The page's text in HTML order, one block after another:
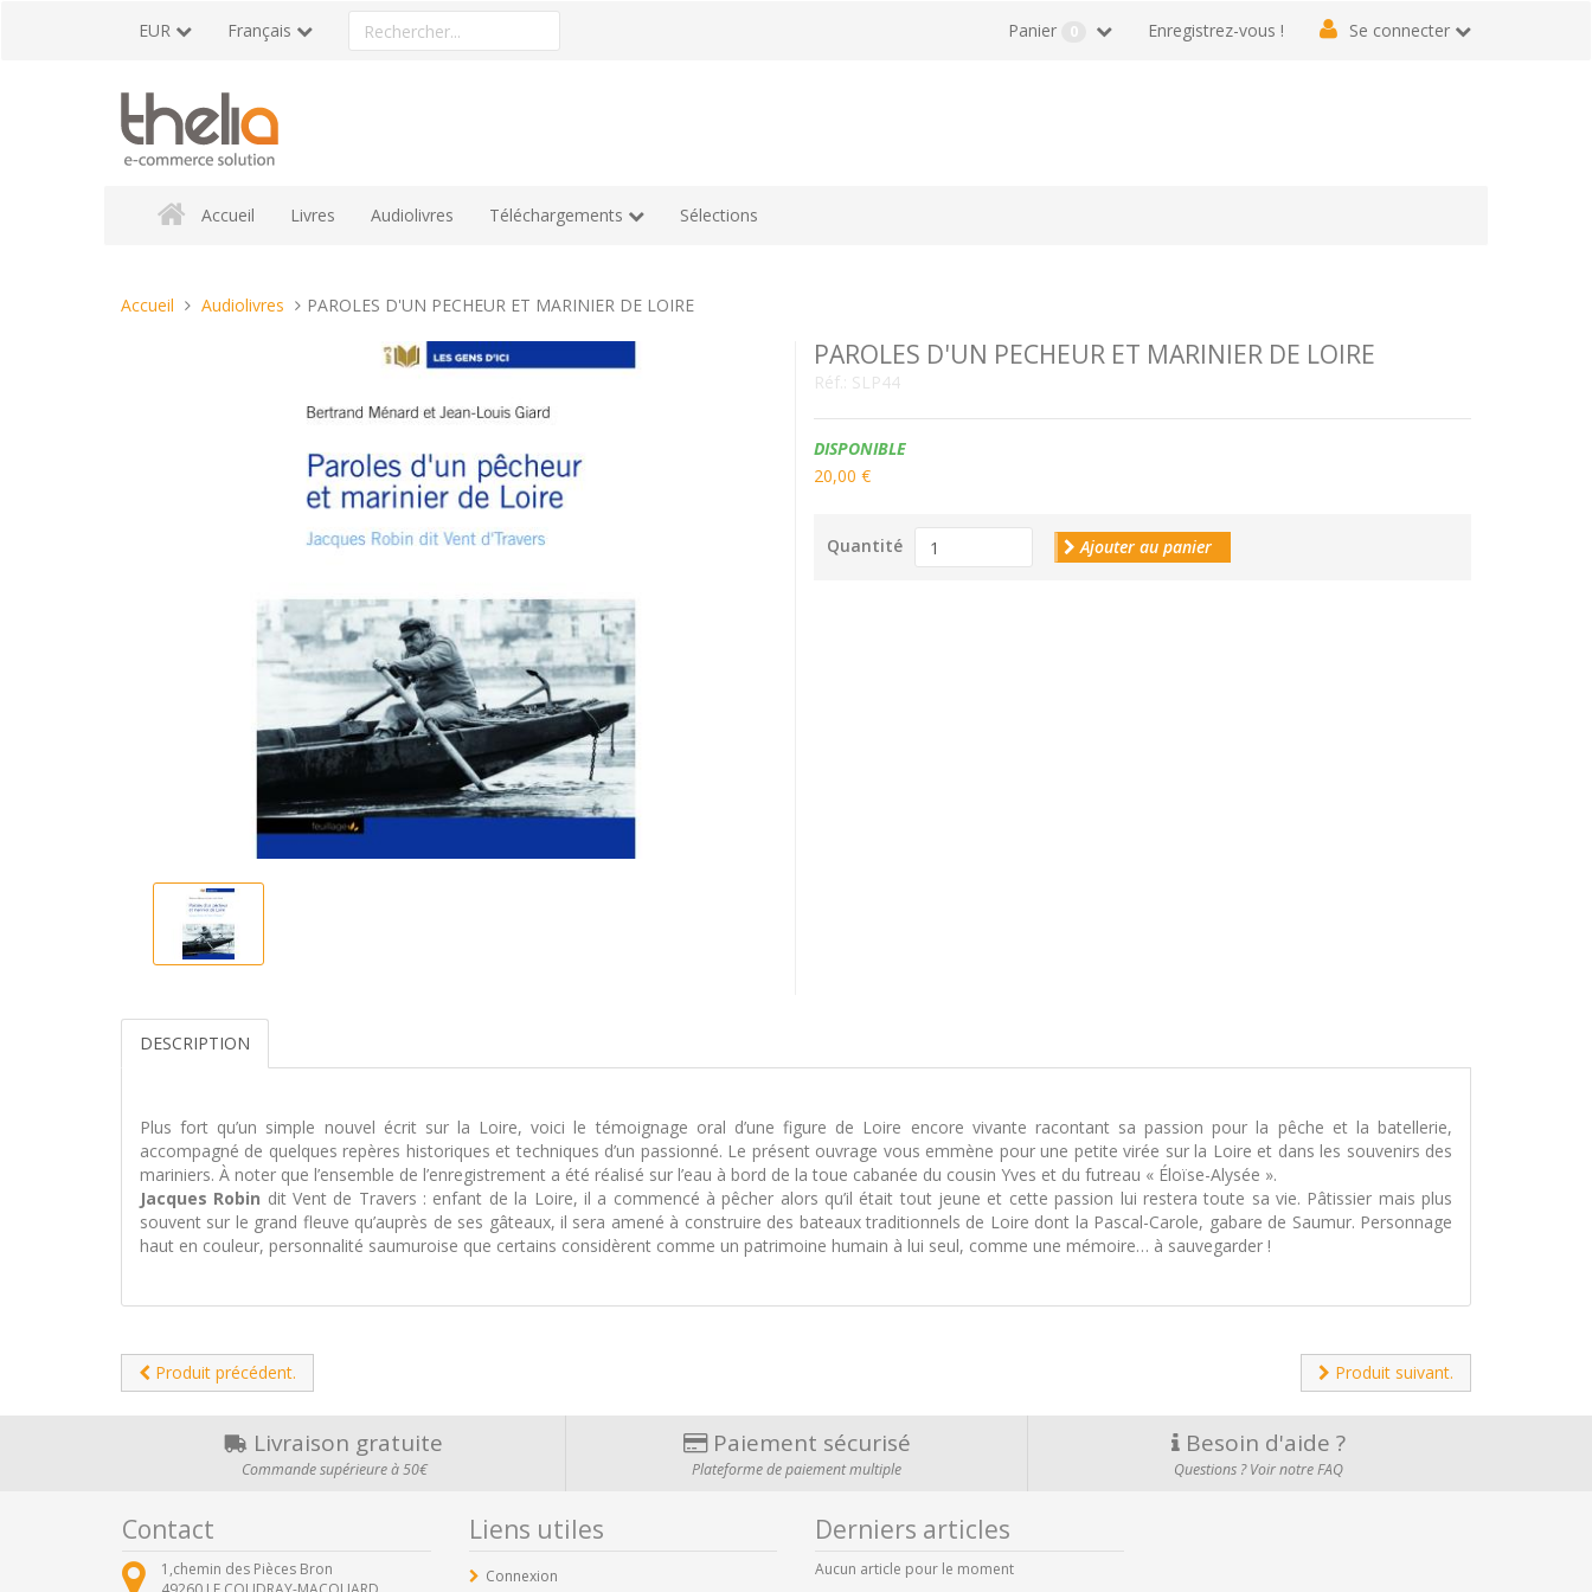
EUR Français
Rechercher
un
Enregistrez-vous ! Se connecter
Panier 0
Accueil Livres Audiolivres Téléchargements Sélections
Vous
Accueil Audiolivres PAROLES D'UN PECHEUR ET MARINIER DE LOIRE
PAROLES D'UN PECHEUR ET MARINIER DE LOIRE
Réf.: SLP44
Disponibilité:
DISPONIBLE
20,00 €
Quantité Ajouter au panier
DESCRIPTION
Plus fort qu’un simple nouvel écrit sur la Loire, voici le témoignage oral d’une figure de Loire encore vivante racontant sa passion pour la pêche et la batellerie,
accompagné de quelques repères historiques et techniques d’un passionné. Le présent ouvrage vous emmène pour une petite virée sur la Loire et dans les souvenirs des
mariniers. À noter que l’ensemble de l’enregistrement a été réalisé sur l’eau à bord de la toue cabanée du cousin Yves et du futreau « Éloïse-Alysée ».
Jacques Robin dit Vent de Travers : enfant de la Loire, il a commencé à pêcher alors qu’il était tout jeune et cette passion lui restera toute sa vie. Pâtissier mais plus
souvent sur le grand fleuve qu’auprès de ses gâteaux, il sera amené à construire des bateaux traditionnels de Loire dont la Pascal-Carole, gabare de Saumur. Personnage
haut en couleur, personnalité saumuroise que certains considèrent comme un patrimoine humain à lui seul, comme une mémoire… à sauvegarder !
Produit précédent. Produit suivant.
Livraison gratuite
Commande supérieure à 50€
Paiement sécurisé
Plateforme de paiement multiple
Besoin d'aide ?
Questions ? Voir notre FAQ
Contact
1,chemin des Pièces Bron
Liens utiles
Connexion
Derniers articles
Aucun article pour le moment